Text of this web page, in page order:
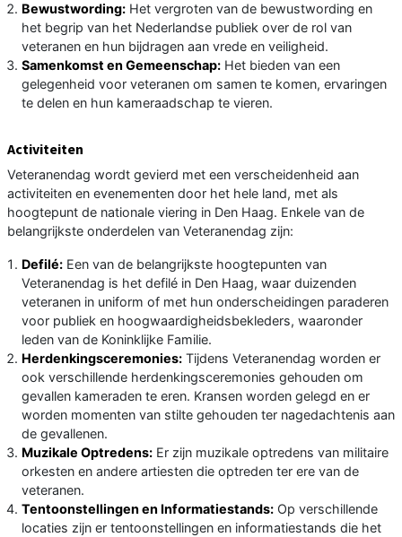
Bewustwording: Het vergroten van de bewustwording en
het begrip van het Nederlandse publiek over de rol van
veteranen en hun bijdragen aan vrede en veiligheid.
Samenkomst en Gemeenschap: Het bieden van een
gelegenheid voor veteranen om samen te komen, ervaringen
te delen en hun kameraadschap te vieren.
Activiteiten
Veteranendag wordt gevierd met een verscheidenheid aan
activiteiten en evenementen door het hele land, met als
hoogtepunt de nationale viering in Den Haag. Enkele van de
belangrijkste onderdelen van Veteranendag zijn:
Defilé: Een van de belangrijkste hoogtepunten van
Veteranendag is het defilé in Den Haag, waar duizenden
veteranen in uniform of met hun onderscheidingen paraderen
voor publiek en hoogwaardigheidsbekleders, waaronder
leden van de Koninklijke Familie.
Herdenkingsceremonies: Tijdens Veteranendag worden er
ook verschillende herdenkingsceremonies gehouden om
gevallen kameraden te eren. Kransen worden gelegd en er
worden momenten van stilte gehouden ter nagedachtenis aan
de gevallenen.
Muzikale Optredens: Er zijn muzikale optredens van militaire
orkesten en andere artiesten die optreden ter ere van de
veteranen.
Tentoonstellingen en Informatiestands: Op verschillende
locaties zijn er tentoonstellingen en informatiestands die het